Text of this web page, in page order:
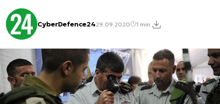
CyberDefence2429.09.2020 1 min.